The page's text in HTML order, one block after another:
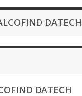
DATECH
DATECH